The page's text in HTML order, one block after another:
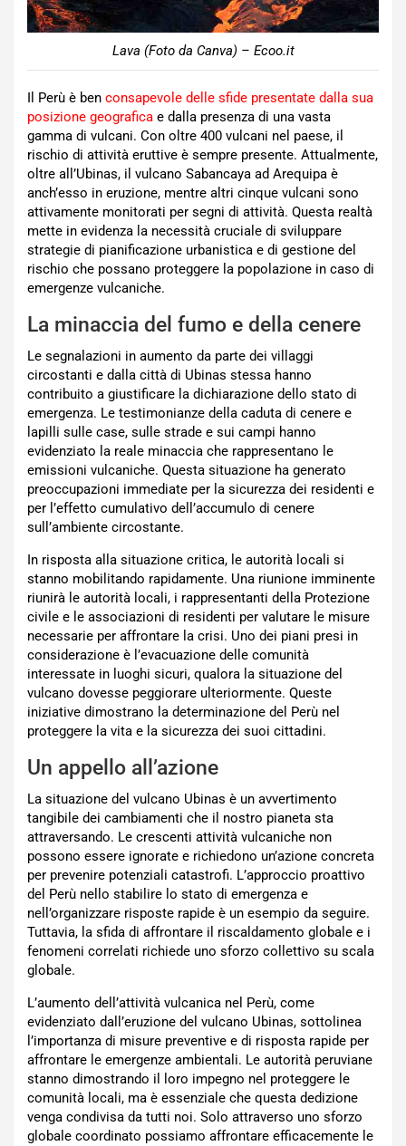
Lava (Foto da Canva) – Ecoo.it
Il Perù è ben consapevole delle sfide presentate dalla sua
posizione geografica e dalla presenza di una vasta
gamma di vulcani. Con oltre 400 vulcani nel paese, il
rischio di attività eruttive è sempre presente. Attualmente,
oltre all’Ubinas, il vulcano Sabancaya ad Arequipa è
anch’esso in eruzione, mentre altri cinque vulcani sono
attivamente monitorati per segni di attività. Questa realtà
mette in evidenza la necessità cruciale di sviluppare
strategie di pianificazione urbanistica e di gestione del
rischio che possano proteggere la popolazione in caso di
emergenze vulcaniche.
La minaccia del fumo e della cenere
Le segnalazioni in aumento da parte dei villaggi
circostanti e dalla città di Ubinas stessa hanno
contribuito a giustificare la dichiarazione dello stato di
emergenza. Le testimonianze della caduta di cenere e
lapilli sulle case, sulle strade e sui campi hanno
evidenziato la reale minaccia che rappresentano le
emissioni vulcaniche. Questa situazione ha generato
preoccupazioni immediate per la sicurezza dei residenti e
per l’effetto cumulativo dell’accumulo di cenere
sull’ambiente circostante.
In risposta alla situazione critica, le autorità locali si
stanno mobilitando rapidamente. Una riunione imminente
riunirà le autorità locali, i rappresentanti della Protezione
civile e le associazioni di residenti per valutare le misure
necessarie per affrontare la crisi. Uno dei piani presi in
considerazione è l’evacuazione delle comunità
interessate in luoghi sicuri, qualora la situazione del
vulcano dovesse peggiorare ulteriormente. Queste
iniziative dimostrano la determinazione del Perù nel
proteggere la vita e la sicurezza dei suoi cittadini.
Un appello all’azione
La situazione del vulcano Ubinas è un avvertimento
tangibile dei cambiamenti che il nostro pianeta sta
attraversando. Le crescenti attività vulcaniche non
possono essere ignorate e richiedono un’azione concreta
per prevenire potenziali catastrofi. L’approccio proattivo
del Perù nello stabilire lo stato di emergenza e
nell’organizzare risposte rapide è un esempio da seguire.
Tuttavia, la sfida di affrontare il riscaldamento globale e i
fenomeni correlati richiede uno sforzo collettivo su scala
globale.
L’aumento dell’attività vulcanica nel Perù, come
evidenziato dall’eruzione del vulcano Ubinas, sottolinea
l’importanza di misure preventive e di risposta rapide per
affrontare le emergenze ambientali. Le autorità peruviane
stanno dimostrando il loro impegno nel proteggere le
comunità locali, ma è essenziale che questa dedizione
venga condivisa da tutti noi. Solo attraverso uno sforzo
globale coordinato possiamo affrontare efficacemente le